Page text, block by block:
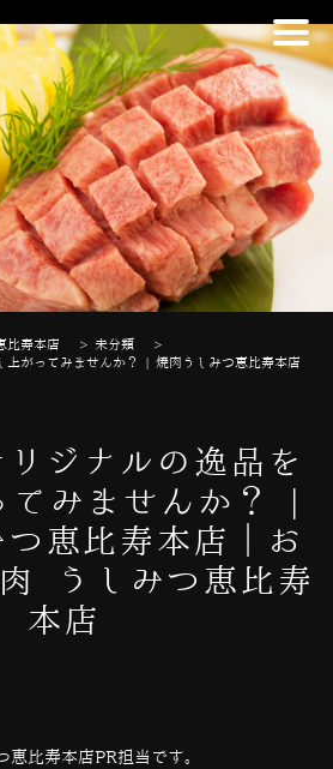
比寿本店 >未分類
>
上がってみませんか？ | 焼肉うしみつ恵比寿本店
リジナルの逸品を
てみませんか？ |
恵比寿本店｜お
うしみつ恵比寿
本店
恵比寿本店PR担当です。